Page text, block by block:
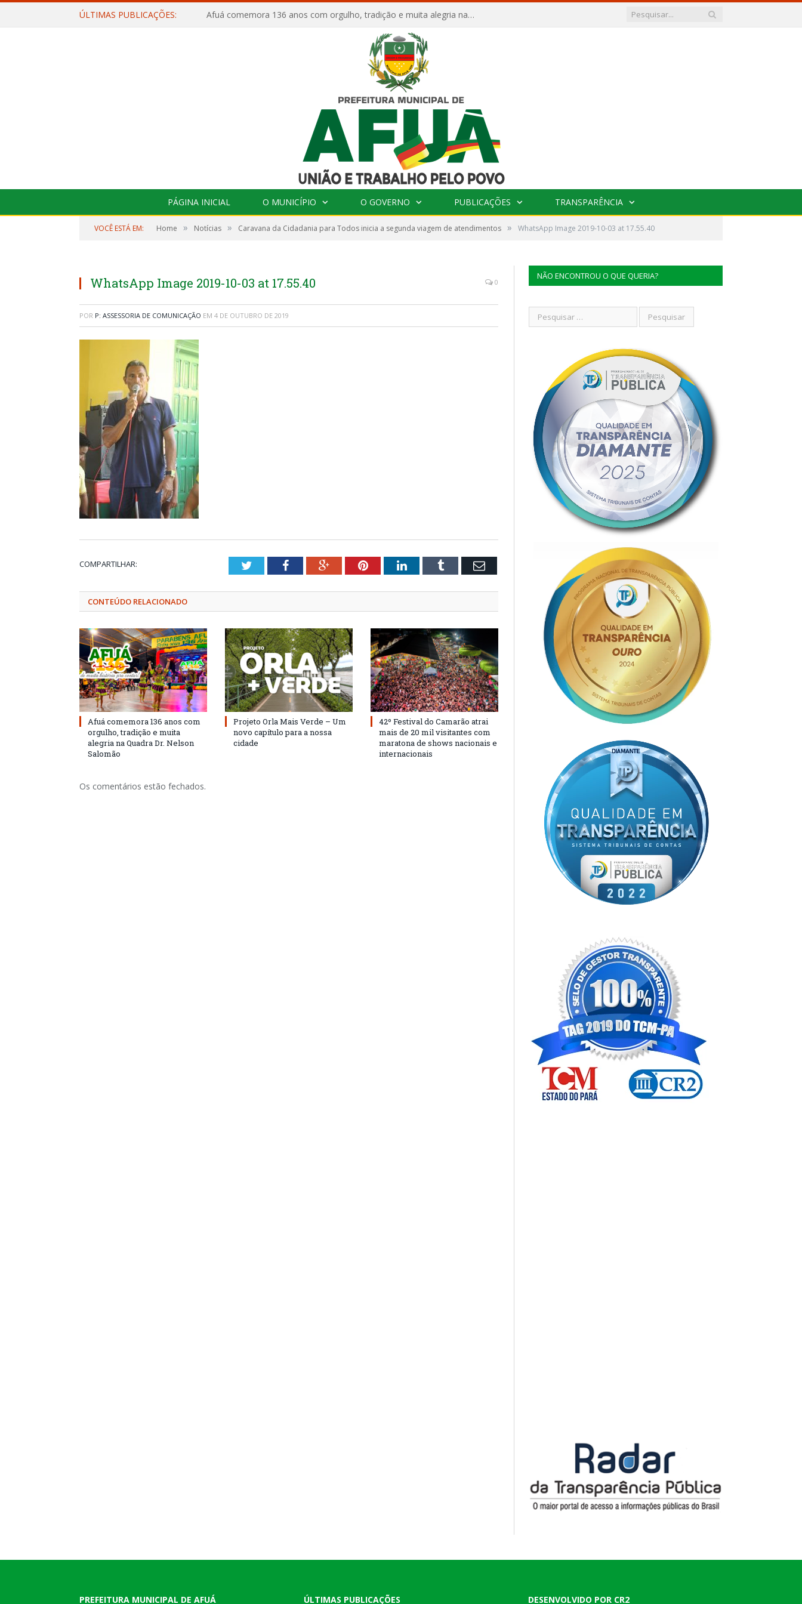
ÚLTIMAS PUBLICAÇÕES: Afuá comemora 136 anos com orgulho, tradição e muita alegria na Quadra Dr. Nelson Salomão
PÁGINA INICIAL O MUNICÍPIO O GOVERNO PUBLICAÇÕES TRANSPARÊNCIA
VOCÊ ESTÁ EM: Home » Notícias » Caravana da Cidadania para Todos inicia a segunda viagem de atendimentos » WhatsApp Image 2019-10-03 at 17.55.40
WhatsApp Image 2019-10-03 at 17.55.40 0
POR P: ASSESSORIA DE COMUNICAÇÃO EM 4 DE OUTUBRO DE 2019
COMPARTILHAR: TwitterFacebookGoogle+PinterestLinkedInTumblr Email
CONTEÚDO RELACIONADO
Afuá comemora 136 anos com
orgulho, tradição e muita
alegria na Quadra Dr. Nelson
Salomão
Projeto Orla Mais Verde – Um
novo capítulo para a nossa
cidade
42º Festival do Camarão atrai
mais de 20 mil visitantes com
maratona de shows nacionais e
internacionais
Os comentários estão fechados.
NÃO ENCONTROU O QUE QUERIA?
PREFEITURA MUNICIPAL DE AFUÁ ÚLTIMAS PUBLICAÇÕES DESENVOLVIDO POR CR2